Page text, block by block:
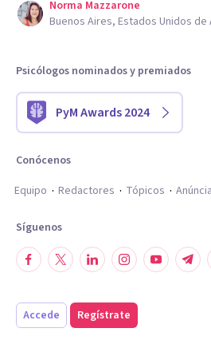
Norma Mazzarone
Buenos Aires, Estados Unidos de
Psicólogos nominados y premiados
PyM Awards 2024
Conócenos
Equipo
Redactores Tópicos
Síguenos
Accede Regístrate